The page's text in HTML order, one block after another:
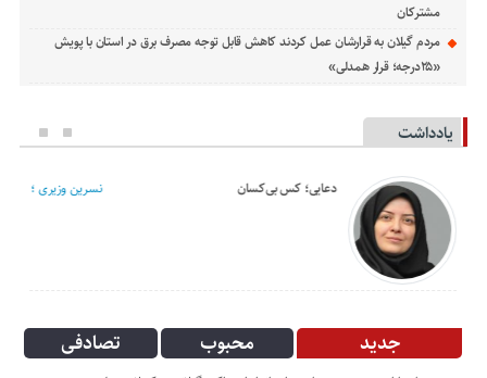
مشتركان
مردم گیلان به قرارشان عمل کردند كاهش قابل توجه مصرف برق در استان با پویش
یادداشت
دعایی؛ کس بی‌کسان نسرین وزیری ؛
جدید محبوب تصادفی